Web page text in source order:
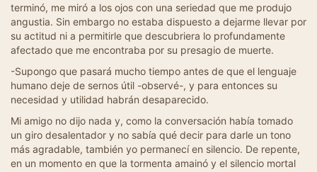
terminó, me miró a los ojos con una seriedad que me produjo
angustia. Sin embargo no estaba dispuesto a dejarme llevar por
su actitud ni a permitirle que descubriera lo profundamente
afectado que me encontraba por su presagio de muerte.
-Supongo que pasará mucho tiempo antes de que el lenguaje
humano deje de sernos útil -observé-, y para entonces su
necesidad y utilidad habrán desaparecido.
Mi amigo no dijo nada y, como la conversación había tomado
un giro desalentador y no sabía qué decir para darle un tono
más agradable, también yo permanecí en silencio. De repente,
en un momento en que la tormenta amainó y el silencio mortal